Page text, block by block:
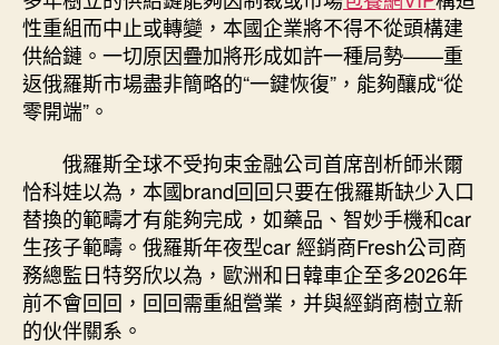
性重組而中止或轉變，本國企業將不得不從頭構建
供給鏈。一切原因疊加將形成如許一種局勢——重
返俄羅斯市場盡非簡略的“一鍵恢復”，能夠釀成“從
零開端”。
俄羅斯全球不受拘束金融公司首席剖析師米爾
恰科娃以為，本國brand回回只要在俄羅斯缺少入口
替換的範疇才有能夠完成，如藥品、智妙手機和car
生孩子範疇。俄羅斯年夜型car 經銷商Fresh公司商
務總監日特努欣以為，歐洲和日韓車企至多2026年
前不會回回，回回需重組營業，并與經銷商樹立新
的伙伴關系。